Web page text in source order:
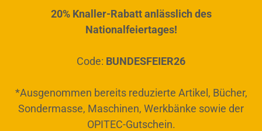
springen20% Knaller-Rabatt anlässlich des
Nationalfeiertages!
Code: BUNDESFEIER26
*Ausgenommen bereits reduzierte Artikel, Bücher,
Sondermasse, Maschinen, Werkbänke sowie der
OPITEC-Gutschein.